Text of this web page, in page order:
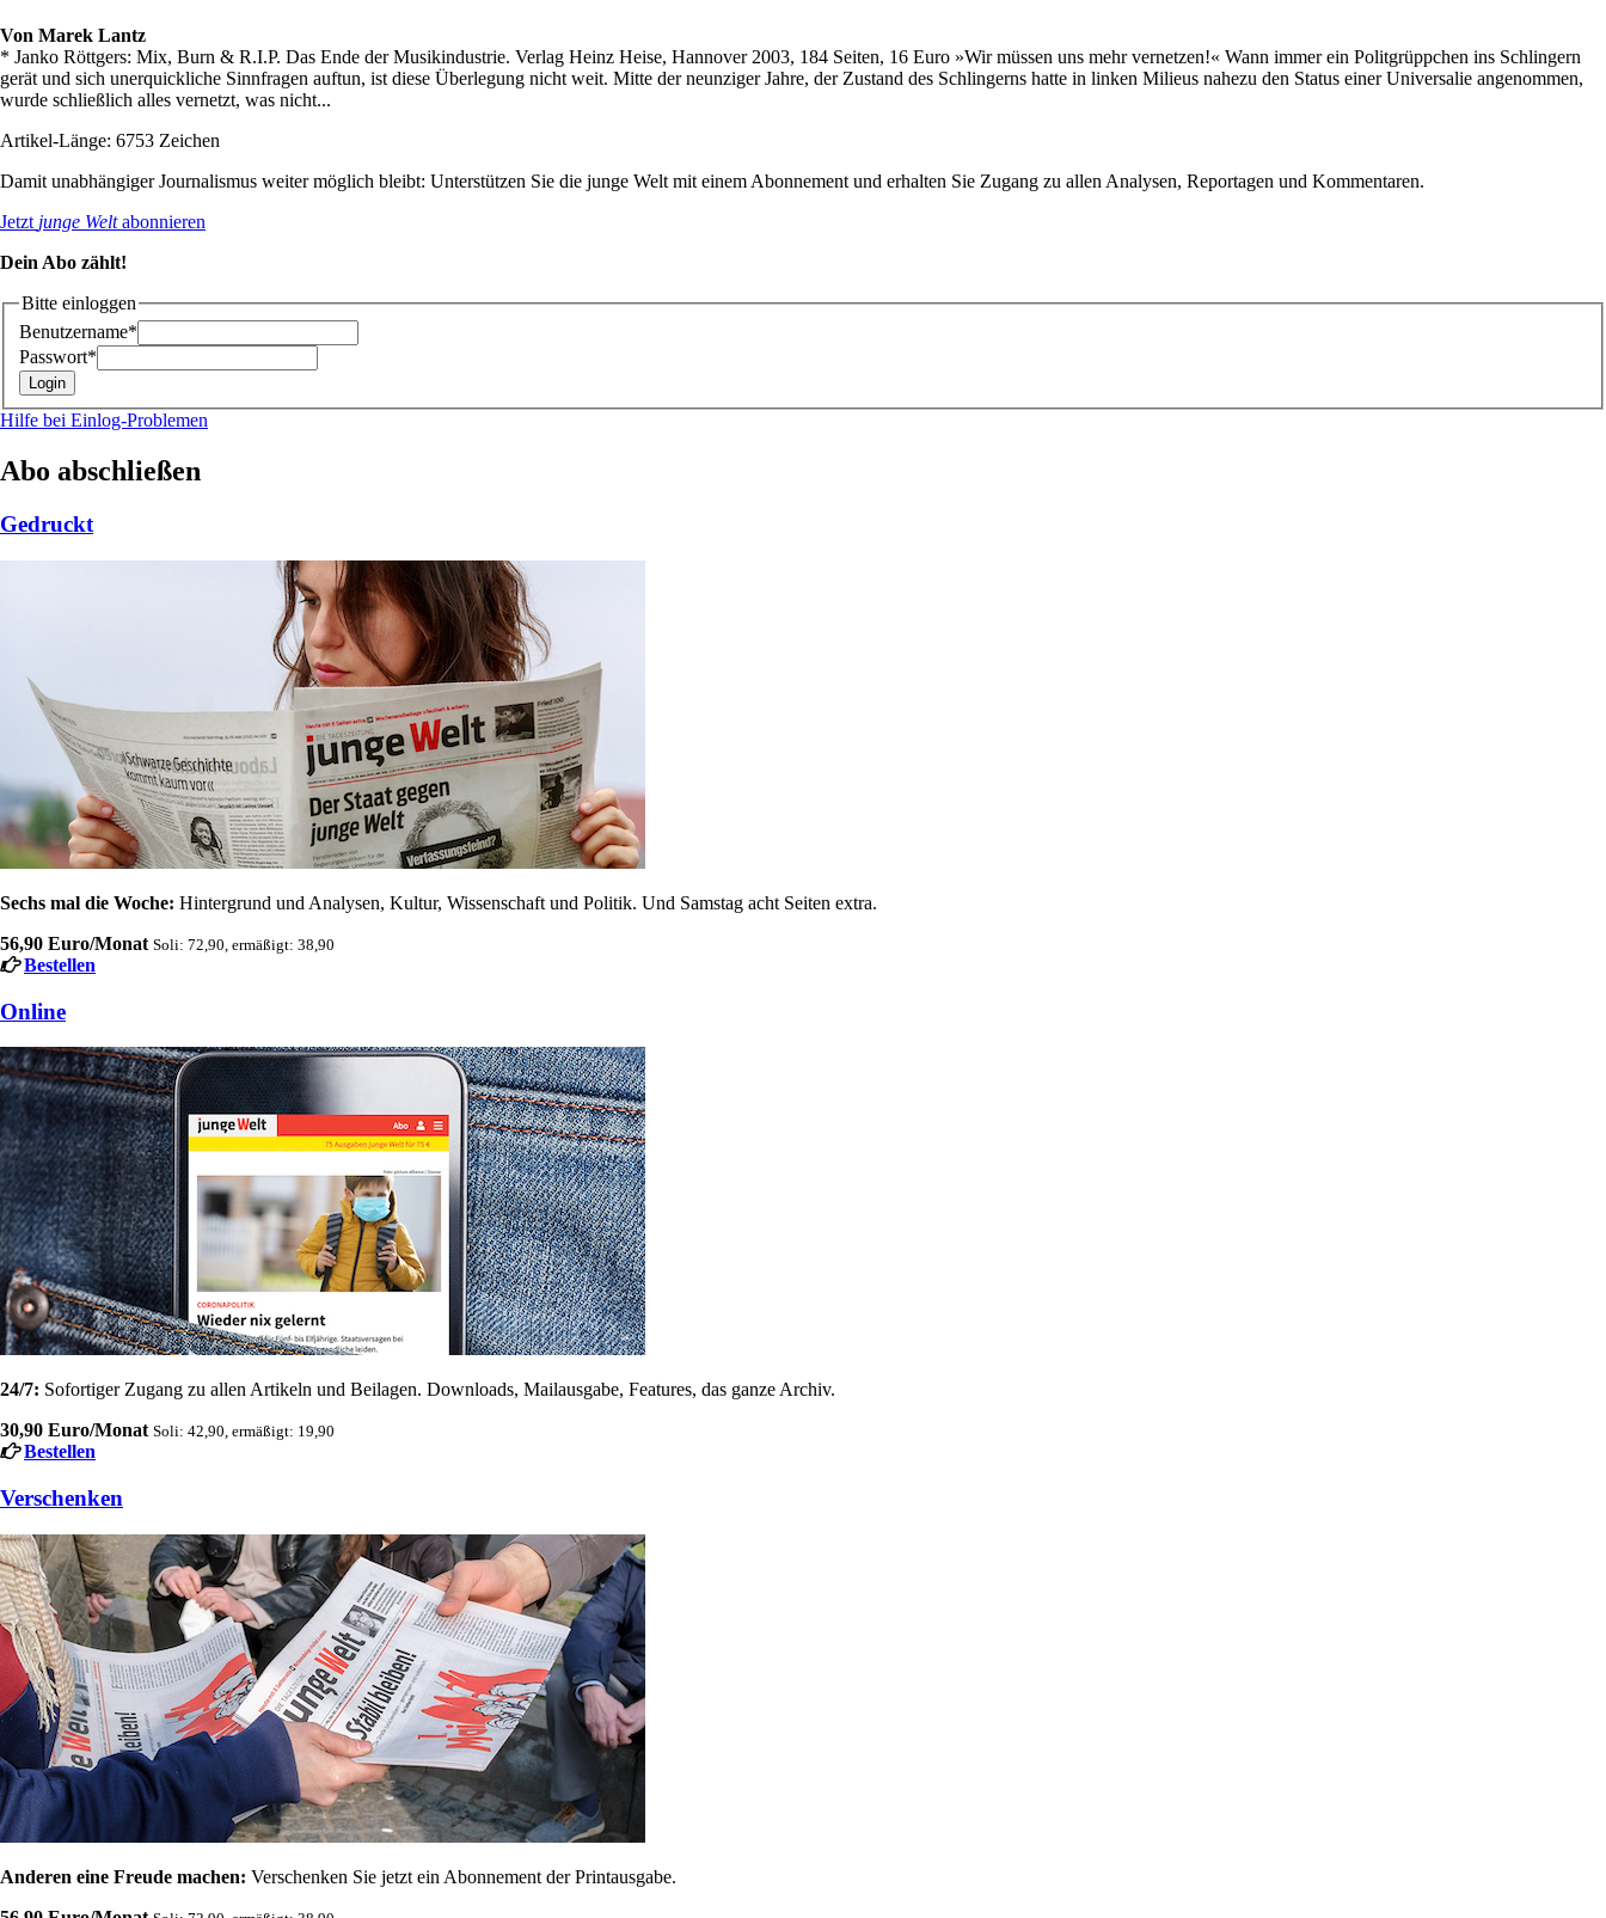
Von Marek Lantz
* Janko Röttgers: Mix, Burn & R.I.P. Das Ende der Musikindustrie. Verlag Heinz Heise, Hannover 2003, 184 Seiten, 16 Euro »Wir müssen uns mehr vernetzen!« Wann immer ein Politgrüppchen ins Schlingern
gerät und sich unerquickliche Sinnfragen auftun, ist diese Überlegung nicht weit. Mitte der neunziger Jahre, der Zustand des Schlingerns hatte in linken Milieus nahezu den Status einer Universalie angenommen,
wurde schließlich alles vernetzt, was nicht...
Artikel-Länge: 6753 Zeichen
Damit unabhängiger Journalismus weiter möglich bleibt: Unterstützen Sie die junge Welt mit einem Abonnement und erhalten Sie Zugang zu allen Analysen, Reportagen und Kommentaren.
Jetzt junge Weltabonnieren
Dein Abo zählt!
Bitte einloggen
Benutzername*
Passwort*
Hilfe bei Einlog-Problemen
Abo abschließen
Gedruckt
Sechs mal die Woche: Hintergrund und Analysen, Kultur, Wissenschaft und Politik. Und Samstag acht Seiten extra.
56,90 Euro/Monat Soli: 72,90, ermäßigt: 38,90
Bestellen
Online
24/7: Sofortiger Zugang zu allen Artikeln und Beilagen. Downloads, Mailausgabe, Features, das ganze Archiv.
30,90 Euro/Monat Soli: 42,90, ermäßigt: 19,90
Bestellen
Verschenken
Anderen eine Freude machen: Verschenken Sie jetzt ein Abonnement der Printausgabe.